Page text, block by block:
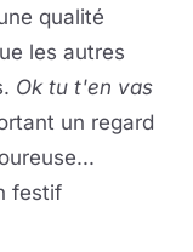
qualité
les autres
Ok tu t'en vas
un regard
festif